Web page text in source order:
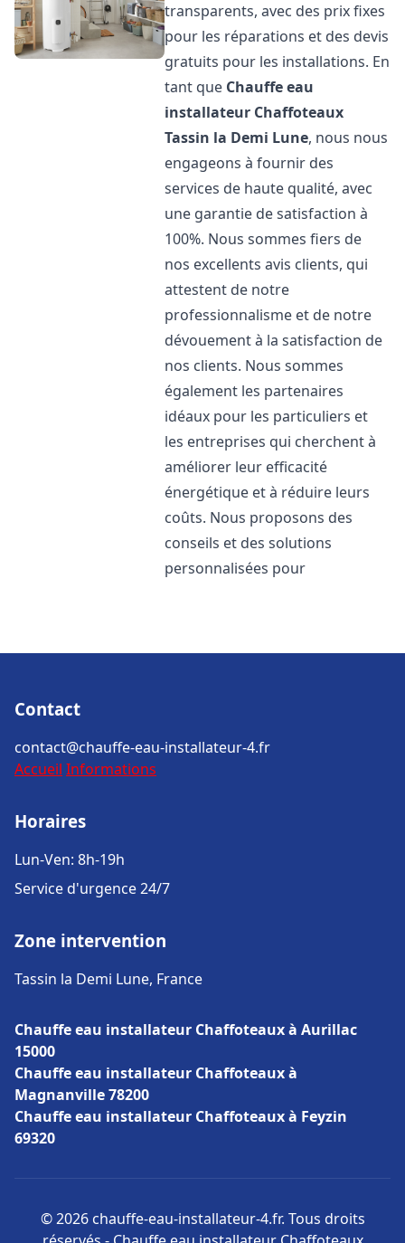
transparents, avec des prix fixes
pour les réparations et des devis
gratuits pour les installations. En
tant que Chauffe eau
installateur Chaffoteaux
Tassin la Demi Lune, nous nous
engageons à fournir des
services de haute qualité, avec
une garantie de satisfaction à
100%. Nous sommes fiers de
nos excellents avis clients, qui
attestent de notre
professionnalisme et de notre
dévouement à la satisfaction de
nos clients. Nous sommes
également les partenaires
idéaux pour les particuliers et
les entreprises qui cherchent à
améliorer leur efficacité
énergétique et à réduire leurs
coûts. Nous proposons des
conseils et des solutions
personnalisées pour
Contact
contact@chauffe-eau-installateur-4.fr
Accueil Informations
Horaires
Lun-Ven: 8h-19h
Service d'urgence 24/7
Zone intervention
Tassin la Demi Lune, France
Chauffe eau installateur Chaffoteaux à Aurillac
15000
Chauffe eau installateur Chaffoteaux à
Magnanville 78200
Chauffe eau installateur Chaffoteaux à Feyzin
69320
© 2026 chauffe-eau-installateur-4.fr. Tous droits